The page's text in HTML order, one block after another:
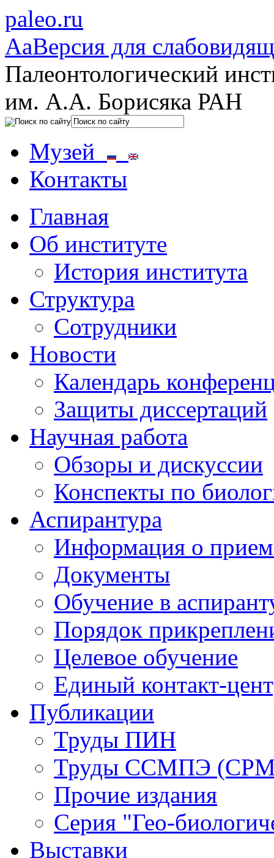
paleo.ru
AaВерсия для
Палеонтологический
им. А.А. Борисяка РАН
Музей
Контакты
Главная
Об институте
История института
Структура
Сотрудники
Новости
Календарь
Защиты диссертаций
Научная работа
Обзоры и дискуссии
Конспекты по
Аспирантура
Информация о
Документы
Обучение в
Порядок
Целевое обучение
Единый контакт-
Публикации
Труды ПИН
Труды ССМПЭ
Прочие издания
Серия "Гео-
Выставки